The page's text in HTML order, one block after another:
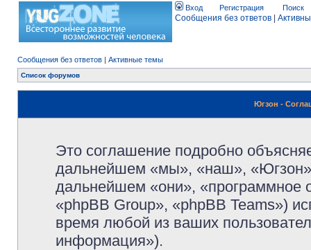
Вход Регистрация Поиск
Сообщения без ответов
Сообщения без ответов | Активные темы
Список форумов
Югзон -
Это соглашение подробно
дальнейшем «мы», «наш»,
дальнейшем «они», «программное
«phpBB Group», «phpBB Teams»)
время любой из ваших
информация»).